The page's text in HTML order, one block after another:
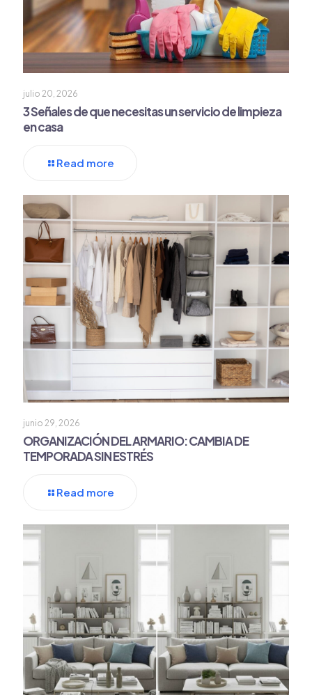
julio 20, 2026
3 Señales de que necesitas un servicio de limpieza
en casa
Read more
junio 29, 2026
ORGANIZACIÓN DEL ARMARIO: CAMBIA DE
TEMPORADA SIN ESTRÉS
Read more